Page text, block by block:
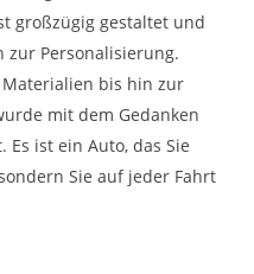
großzügig gestaltet und
zur Personalisierung.
Materialien bis hin zur
mit dem Gedanken
ist ein Auto, das Sie
Sie auf jeder Fahrt